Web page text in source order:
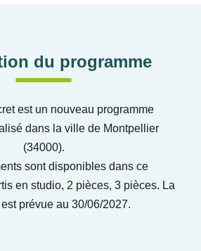
du programme
est un nouveau programme
dans la ville de Montpellier
(34000).
sont disponibles dans ce
en studio, 2 pièces, 3 pièces. La
est prévue au 30/06/2027.